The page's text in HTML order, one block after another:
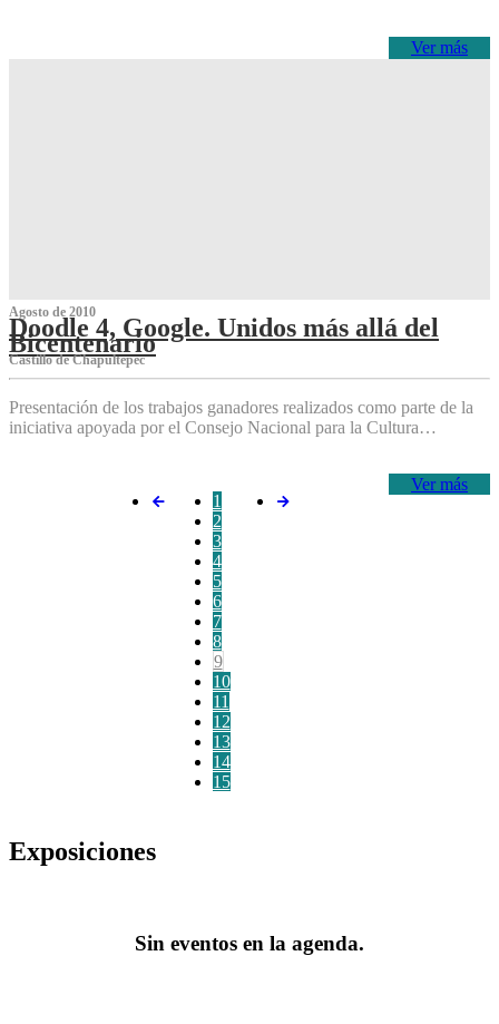
Ver más
Agosto de 2010
Doodle 4, Google. Unidos más allá del
Bicentenario
Castillo de Chapultepec
Presentación de los trabajos ganadores realizados como parte de la
iniciativa apoyada por el Consejo Nacional para la Cultura…
Ver más
1
2
3
4
5
6
7
8
9
10
11
12
13
14
15
Exposiciones
Sin eventos en la agenda.